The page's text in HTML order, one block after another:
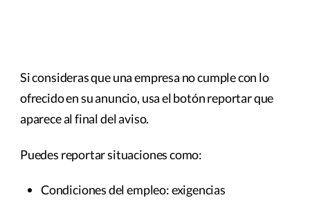
Si consideras que una empresa no cumple con lo
ofrecido en su anuncio, usa el botón reportar que
aparece al final del aviso.
Puedes reportar situaciones como:
Condiciones del empleo: exigencias